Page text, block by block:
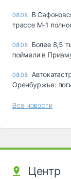
08.08 В
трассе М-1
08.08 Более 8,5
поймали в
08.08
Оренбуржье:
Все новости
Центр